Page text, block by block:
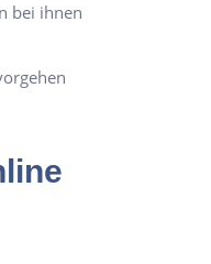
bei ihnen